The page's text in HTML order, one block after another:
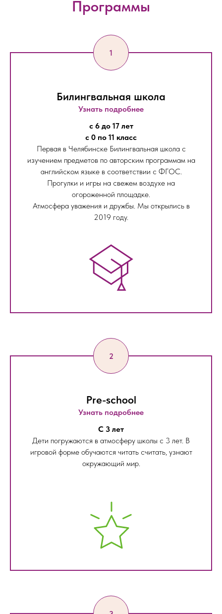
Программы
Билингвальная школа
Узнать подробнее
с 6 до 17 лет
с 0 по 11 класс
Первая в Челябинске Билингвальная школа с
изучением предметов по авторским программам на
английском языке в соответствии с ФГОС.
Прогулки и игры на свежем воздухе на
огороженной площадке.
Атмосфера уважения и дружбы. Мы открылись в
2019 году.
Pre-school
Узнать подробнее
С 3 лет
Дети погружаются в атмосферу школы с 3 лет. В
игровой форме обучаются читать считать, узнают
окружающий мир.